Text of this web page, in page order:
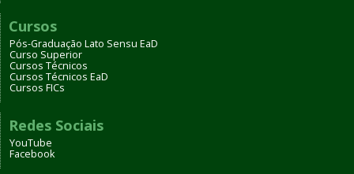
Cursos
Pós-Graduação Lato Sensu EaD
Curso Superior
Cursos Técnicos
Cursos Técnicos EaD
Cursos FICs
Redes Sociais
YouTube
Facebook